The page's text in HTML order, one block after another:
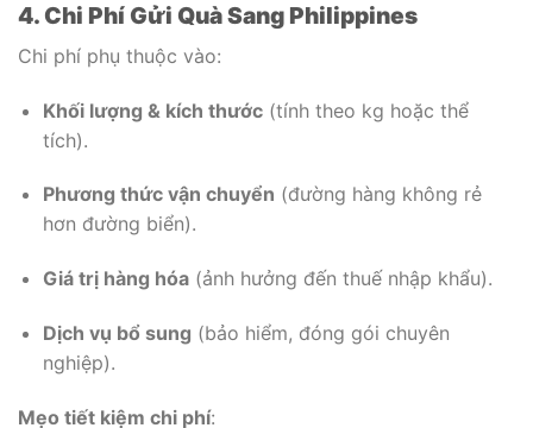
4. Chi Phí Gửi Quà Sang Philippines
Chi phí phụ thuộc vào:
Khối lượng & kích thước(tính theo kg hoặc thể
tích).
Phương thức vận chuyển (đường hàng không rẻ
hơn đường biển).
Giá trị hàng hóa(ảnh hưởng đến thuế nhập khẩu).
Dịch vụ bổ sung (bảo hiểm, đóng gói chuyên
nghiệp).
Mẹo tiết kiệm chi phí: